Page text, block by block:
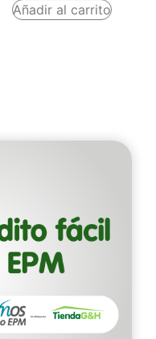
Añadir al carrito